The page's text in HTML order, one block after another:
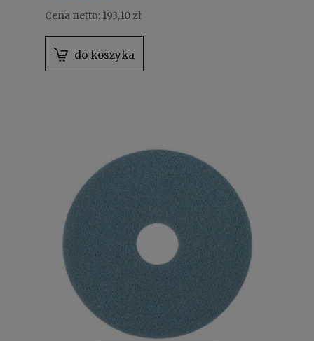
Cena netto: 193,10 zł
do koszyka